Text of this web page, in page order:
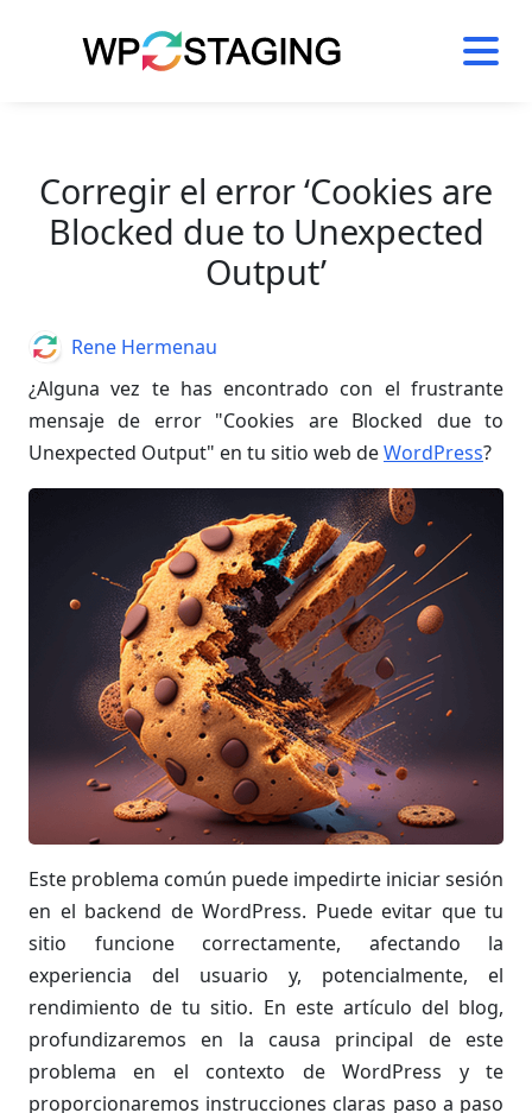
Corregir el error ‘Cookies are
Blocked due to Unexpected
Output’
¿Alguna vez te has encontrado con el frustrante
mensaje de error "Cookies are Blocked due to
Unexpected Output" en tu sitio web deWordPress?
Este problema común puede impedirte iniciar sesión
en el backend de WordPress. Puede evitar que tu
sitio funcione correctamente, afectando la
experiencia del usuario y, potencialmente, el
rendimiento de tu sitio. En este artículo del blog,
profundizaremos en la causa principal de este
problema en el contexto de WordPress y te
proporcionaremos instrucciones claras paso a paso
AuthorRene Hermenau